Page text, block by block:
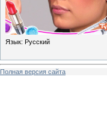
Язык: Русский
Полная версия сайта